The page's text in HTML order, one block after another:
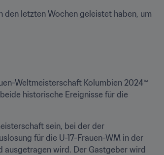
letzten Wochen geleistet haben, um
Weltmeisterschaft Kolumbien 2024™
historische Ereignisse für die
sein, bei der der
für die U-17-Frauen-WM in der
ausgetragen wird. Der Gastgeber wird